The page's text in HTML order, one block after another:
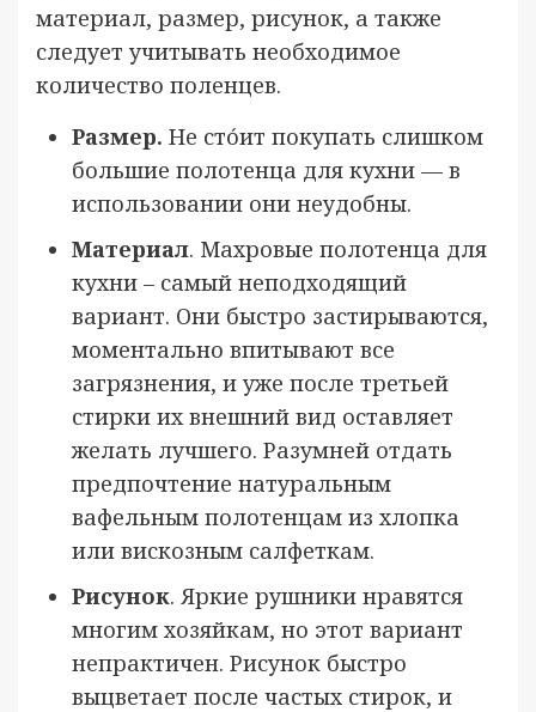
материал, размер, рисунок, а также
следует учитывать необходимое
количество поленцев.
Размер. Не сто́ит покупать слишком
большие полотенца для кухни — в
использовании они неудобны.
Материал. Махровые полотенца для
кухни – самый неподходящий
вариант. Они быстро застирываются,
моментально впитывают все
загрязнения, и уже после третьей
стирки их внешний вид оставляет
желать лучшего. Разумней отдать
предпочтение натуральным
вафельным полотенцам из хлопка
или вискозным салфеткам.
Рисунок. Яркие рушники нравятся
многим хозяйкам, но этот вариант
непрактичен. Рисунок быстро
выцветает после частых стирок, и